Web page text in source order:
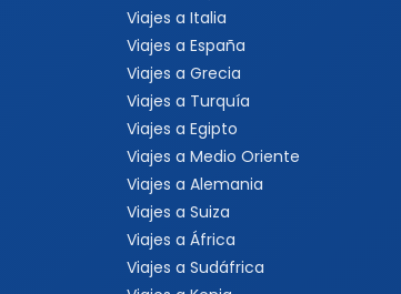
Viajes a Italia
Viajes a España
Viajes a Grecia
Viajes a Turquía
Viajes a Egipto
Viajes a Medio Oriente
Viajes a Alemania
Viajes a Suiza
Viajes a África
Viajes a Sudáfrica